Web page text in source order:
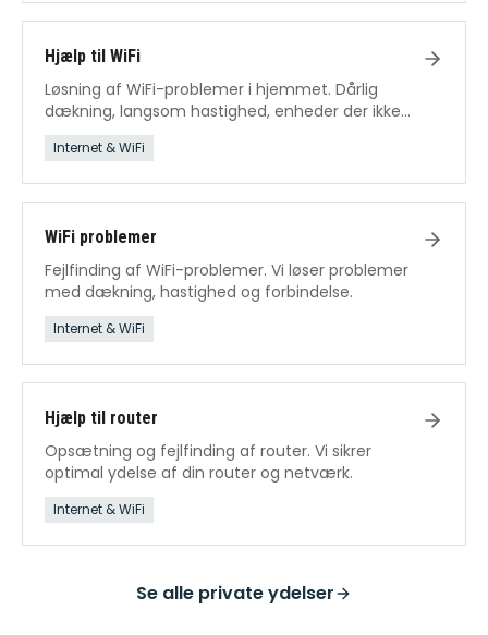
Hjælp til WiFi
Løsning af WiFi-problemer i hjemmet. Dårlig
dækning, langsom hastighed, enheder der ikke
kan forbinde.
Internet & WiFi
WiFi problemer
Fejlfinding af WiFi-problemer. Vi løser problemer
med dækning, hastighed og forbindelse.
Internet & WiFi
Hjælp til router
Opsætning og fejlfinding af router. Vi sikrer
optimal ydelse af din router og netværk.
Internet & WiFi
Se alle private ydelser